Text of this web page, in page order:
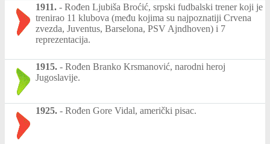
1911. - Rođen Ljubiša Broćić, srpski fudbalski trener koji je
trenirao 11 klubova (među kojima su najpoznatiji Crvena
zvezda, Juventus, Barselona, PSV Ajndhoven) i 7
reprezentacija.
1915. - Rođen Branko Krsmanović, narodni heroj
Jugoslavije.
1925. - Rođen Gore Vidal, američki pisac.